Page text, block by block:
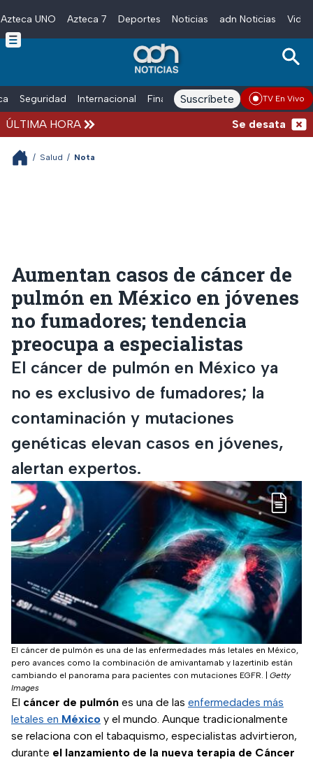
Skip to main content
Azteca UNO Azteca 7 Deportes Noticias adn Noticias
Seguridad Internacional Finanzas adn Noticias Radio
Suscríbete TV En Vivo
ÚLTIMA HORA Se desata
/ Salud / Nota
Aumentan casos de cáncer de
pulmón en México en jóvenes
no fumadores; tendencia
preocupa a especialistas
El cáncer de pulmón en México ya
no es exclusivo de fumadores; la
contaminación y mutaciones
genéticas elevan casos en jóvenes,
alertan expertos.
El cáncer de pulmón es una de las enfermedades más letales en México,
pero avances como la combinación de amivantamab y lazertinib están
cambiando el panorama para pacientes con mutaciones EGFR.
Getty
Images
El cáncer de pulmón es una de las enfermedades más
letales en México y el mundo. Aunque tradicionalmente
se relaciona con el tabaquismo, especialistas advirtieron,
durante el lanzamiento de la nueva terapia de Cáncer